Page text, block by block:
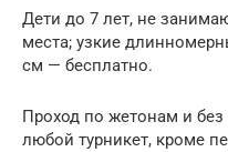
Дети до 7 лет, не
места; узкие
см — бесплатно.
Проход по жетонам и без
любой турникет, кроме